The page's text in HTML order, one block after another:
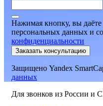
Нажимая кнопку, вы даёте
персональных данных и
конфиденциальности
Заказать консультацию
Защищено Yandex
данных
Для звонков из России и